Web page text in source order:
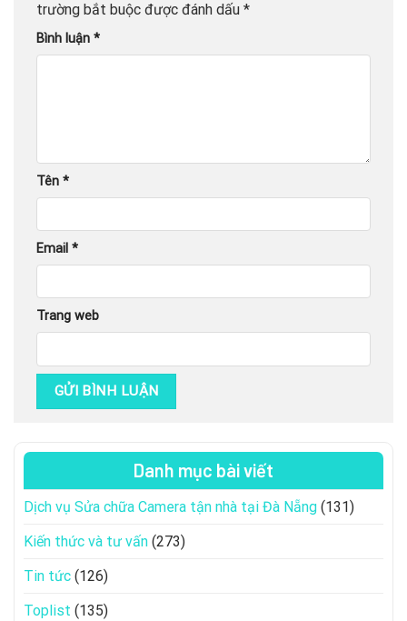
trường bắt buộc được đánh dấu *
Bình luận *
Tên *
Email *
Trang web
Danh mục bài viết
Dịch vụ Sửa chữa Camera tận nhà tại Đà Nẵng (131)
Kiến thức và tư vấn (273)
Tin tức (126)
Toplist (135)